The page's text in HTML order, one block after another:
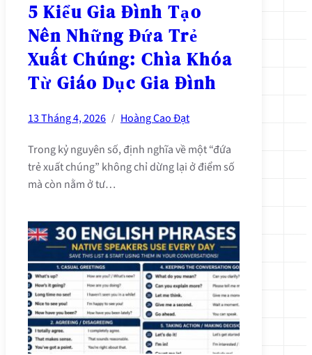
5 Kiểu Gia Đình Tạo
Nên Những Đứa Trẻ
Xuất Chúng: Chìa Khóa
Từ Giáo Dục Gia Đình
13 Tháng 4, 2026 / Hoàng Cao Đạt
Trong kỷ nguyên số, định nghĩa về một “đứa
trẻ xuất chúng” không chỉ dừng lại ở điểm số
mà còn nằm ở tư…